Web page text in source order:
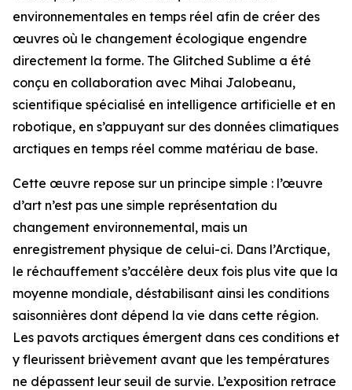
environnementales en temps réel afin de créer des
œuvres où le changement écologique engendre
directement la forme. The Glitched Sublime a été
conçu en collaboration avec Mihai Jalobeanu,
scientifique spécialisé en intelligence artificielle et en
robotique, en s’appuyant sur des données climatiques
arctiques en temps réel comme matériau de base.
Cette œuvre repose sur un principe simple : l’œuvre
d’art n’est pas une simple représentation du
changement environnemental, mais un
enregistrement physique de celui-ci. Dans l’Arctique,
le réchauffement s’accélère deux fois plus vite que la
moyenne mondiale, déstabilisant ainsi les conditions
saisonnières dont dépend la vie dans cette région.
Les pavots arctiques émergent dans ces conditions et
y fleurissent brièvement avant que les températures
ne dépassent leur seuil de survie. L’exposition retrace